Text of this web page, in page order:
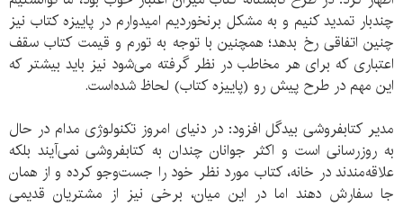
چندبار تمدید کنیم و به مشکل برنخوردیم امیدوارم در پاییزه کتاب نیز
چنین اتفاقی رخ بدهد؛ همچنین با توجه به تورم و قیمت کتاب سقف
اعتباری که برای هر مخاطب در نظر گرفته می‌شود نیز باید بیشتر که
این مهم در طرح پیش رو (پاییزه کتاب) لحاظ شده‌است.
مدیر کتابفروشی بیدگل افزود: در دنیای امروز تکنولوژی مدام در حال
به روزرسانی است و اکثر جوانان چندان به کتابفروشی نمی‌آیند بلکه
علاقه‌مندند در خانه، کتاب مورد نظر خود را جست‌وجو کرده و از همان
جا سفارش دهند اما در این میان، برخی نیز از مشتریان قدیمی